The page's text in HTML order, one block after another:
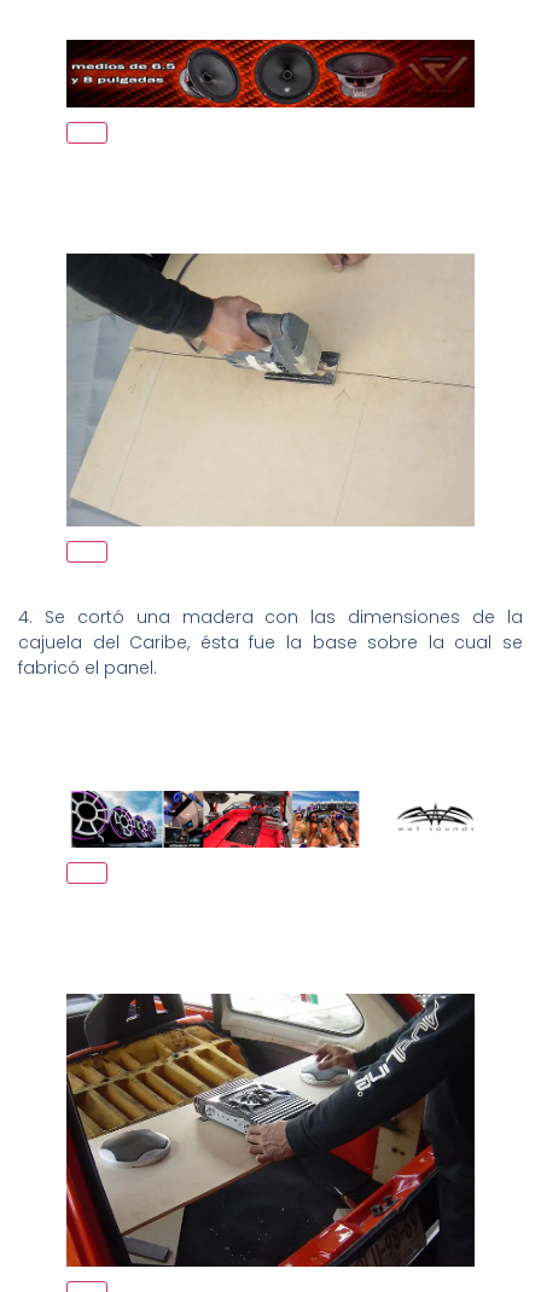
4. Se cortó una madera con las dimensiones de la
cajuela del Caribe, ésta fue la base sobre la cual se
fabricó el panel.